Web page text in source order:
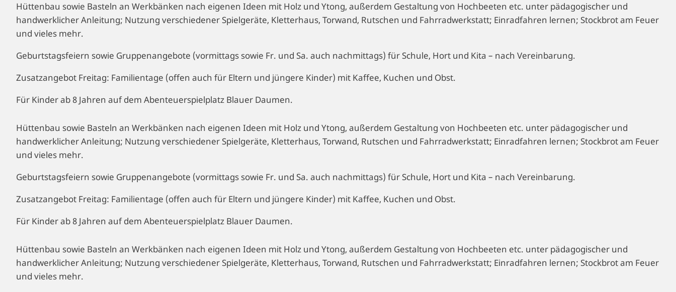
Hüttenbau sowie Basteln an Werkbänken nach eigenen Ideen mit Holz und Ytong, außerdem Gestaltung von Hochbeeten etc. unter pädagogischer und
handwerklicher Anleitung; Nutzung verschiedener Spielgeräte, Kletterhaus, Torwand, Rutschen und Fahrradwerkstatt; Einradfahren lernen; Stockbrot am Feuer
und vieles mehr.
Geburtstagsfeiern sowie Gruppenangebote (vormittags sowie Fr. und Sa. auch nachmittags) für Schule, Hort und Kita – nach Vereinbarung.
Zusatzangebot Freitag: Familientage (offen auch für Eltern und jüngere Kinder) mit Kaffee, Kuchen und Obst.
Für Kinder ab 8 Jahren auf dem Abenteuerspielplatz Blauer Daumen.
Hüttenbau sowie Basteln an Werkbänken nach eigenen Ideen mit Holz und Ytong, außerdem Gestaltung von Hochbeeten etc. unter pädagogischer und
handwerklicher Anleitung; Nutzung verschiedener Spielgeräte, Kletterhaus, Torwand, Rutschen und Fahrradwerkstatt; Einradfahren lernen; Stockbrot am Feuer
und vieles mehr.
Geburtstagsfeiern sowie Gruppenangebote (vormittags sowie Fr. und Sa. auch nachmittags) für Schule, Hort und Kita – nach Vereinbarung.
Zusatzangebot Freitag: Familientage (offen auch für Eltern und jüngere Kinder) mit Kaffee, Kuchen und Obst.
Für Kinder ab 8 Jahren auf dem Abenteuerspielplatz Blauer Daumen.
Hüttenbau sowie Basteln an Werkbänken nach eigenen Ideen mit Holz und Ytong, außerdem Gestaltung von Hochbeeten etc. unter pädagogischer und
handwerklicher Anleitung; Nutzung verschiedener Spielgeräte, Kletterhaus, Torwand, Rutschen und Fahrradwerkstatt; Einradfahren lernen; Stockbrot am Feuer
und vieles mehr.